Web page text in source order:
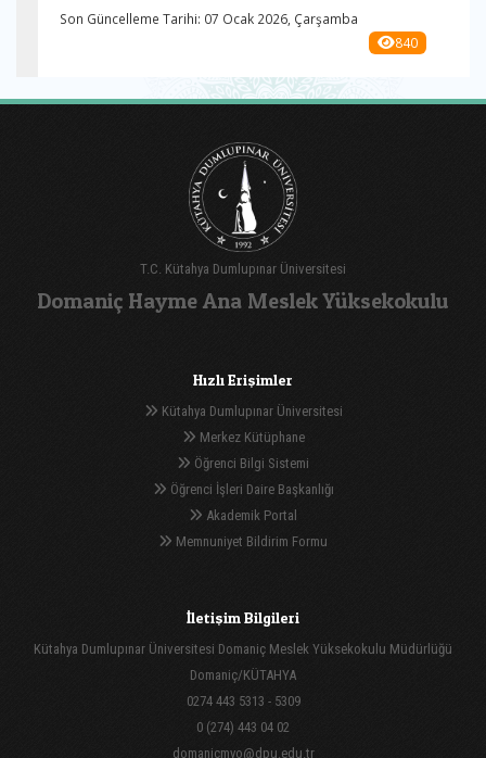
Son Güncelleme Tarihi: 07 Ocak 2026, Çarşamba
840
T.C. Kütahya Dumlupınar Üniversitesi
Domaniç Hayme Ana Meslek Yüksekokulu
Hızlı Erişimler
Kütahya Dumlupınar Üniversitesi
Merkez Kütüphane
Öğrenci Bilgi Sistemi
Öğrenci İşleri Daire Başkanlığı
Akademik Portal
Memnuniyet Bildirim Formu
İletişim Bilgileri
Kütahya Dumlupınar Üniversitesi Domaniç Meslek Yüksekokulu Müdürlüğü
Domaniç/KÜTAHYA
0274 443 5313 - 5309
0 (274) 443 04 02
domanicmyo@dpu.edu.tr